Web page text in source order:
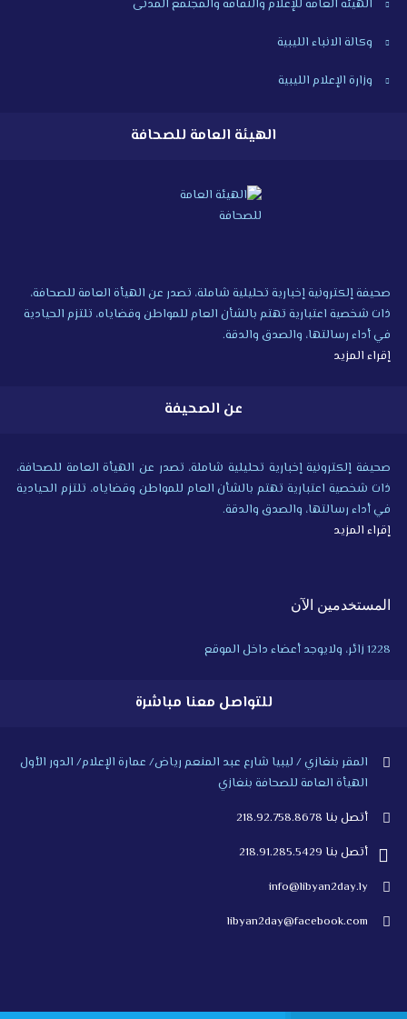
الهيئة العامة للإعلام والثقافة والمجتمع المدنى
وكالة الانباء الليبية
وزارة الإعلام الليبية
الهيئة العامة للصحافة
صحيفة إلكترونية إخبارية تحليلية شاملة، تصدر عن الهيأة العامة للصحافة،
ذات شخصية اعتبارية تهتم بالشأن العام للمواطن وقضاياه، تلتزم الحيادية
في أداء رسالتها، والصدق والدقة.
إقراء المزيد
عن الصحيفة
صحيفة إلكترونية إخبارية تحليلية شاملة، تصدر عن الهيأة العامة للصحافة،
ذات شخصية اعتبارية تهتم بالشأن العام للمواطن وقضاياه، تلتزم الحيادية
في أداء رسالتها، والصدق والدقة.
إقراء المزيد
المستخدمين الآن
1228 زائر، ولايوجد أعضاء داخل الموقع
للتواصل معنا مباشرة
المقر بنغازي / ليبيا شارع عبد المنعم رياض/ عمارة الإعلام/ الدور الأول
الهيأة العامة للصحافة بنغازي
أتصل بنا 218.92.758.8678
أتصل بنا 218.91.285.5429
info@libyan2day.ly
libyan2day@facebook.com